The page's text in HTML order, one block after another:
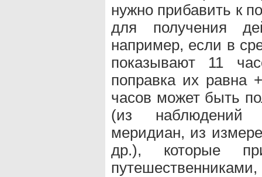
нужно прибавить к
для получения
например, если в
показывают 11
поправка их равна
часов может быть
(из наблюдений
меридиан, из
др.), которые
путешественниками,